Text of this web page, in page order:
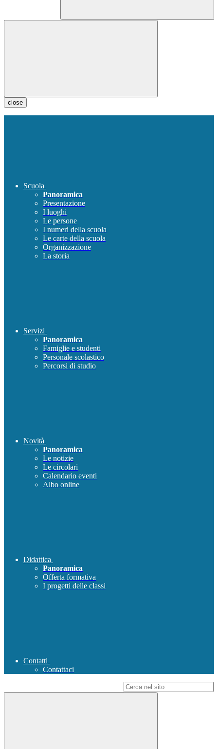
close
Scuola
Panoramica
Presentazione
I luoghi
Le persone
I numeri della scuola
Le carte della scuola
Organizzazione
La storia
Servizi
Panoramica
Famiglie e studenti
Personale scolastico
Percorsi di studio
Novità
Panoramica
Le notizie
Le circolari
Calendario eventi
Albo online
Didattica
Panoramica
Offerta formativa
I progetti delle classi
Contatti
Contattaci